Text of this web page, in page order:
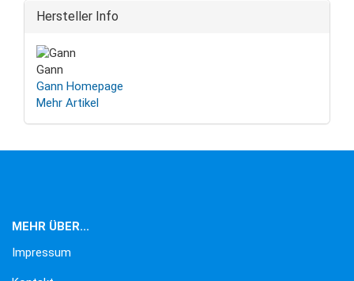
Hersteller Info
Gann
Gann Homepage
Mehr Artikel
MEHR ÜBER...
Impressum